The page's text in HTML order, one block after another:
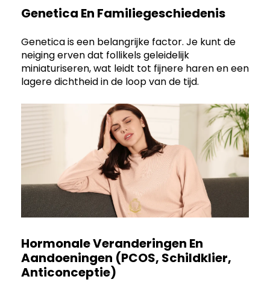
Genetica En Familiegeschiedenis
Genetica is een belangrijke factor. Je kunt de
neiging erven dat follikels geleidelijk
miniaturiseren, wat leidt tot fijnere haren en een
lagere dichtheid in de loop van de tijd.
Hormonale Veranderingen En
Aandoeningen (PCOS, Schildklier,
Anticonceptie)